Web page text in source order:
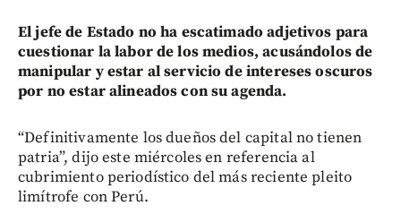
El jefe de Estado no ha escatimado adjetivos para
cuestionar la labor de los medios, acusándolos de
manipular y estar al servicio de intereses oscuros
por no estar alineados con su agenda.
“Definitivamente los dueños del capital no tienen
patria”, dijo este miércoles en referencia al
cubrimiento periodístico del más reciente pleito
limítrofe con Perú.